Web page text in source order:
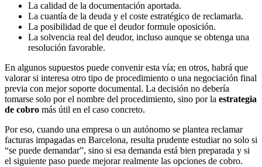
La calidad de la documentación aportada.
La cuantía de la deuda y el coste estratégico de reclamarla.
La posibilidad de que el deudor formule oposición.
La solvencia real del deudor, incluso aunque se obtenga una
resolución favorable.
En algunos supuestos puede convenir esta vía; en otros, habrá que
valorar si interesa otro tipo de procedimiento o una negociación final
previa con mejor soporte documental. La decisión no debería
tomarse solo por el nombre del procedimiento, sino por la estrategia
de cobro más útil en el caso concreto.
Por eso, cuando una empresa o un autónomo se plantea reclamar
facturas impagadas en Barcelona, resulta prudente estudiar no solo si
“se puede demandar”, sino si esa demanda está bien preparada y si
el siguiente paso puede mejorar realmente las opciones de cobro.